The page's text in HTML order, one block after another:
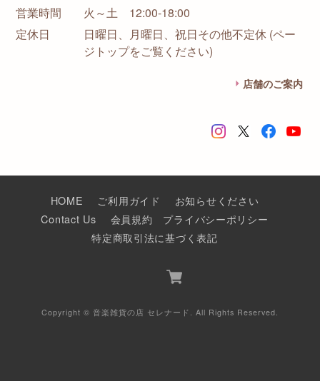
営業時間
火～土 12:00-18:00
定休日
日曜日、月曜日、祝日その他不定休 (ペー
ジトップをご覧ください)
店舗のご案内
HOME ご利用ガイド
お知らせください
Contact Us
会員規約
プライバシーポリシー
特定商取引法に基づく表記
Copyright © 音楽雑貨の店 セレナード. All Rights Reserved.